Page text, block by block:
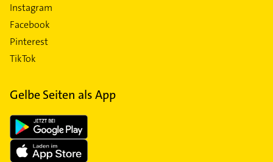
Instagram
Facebook
Pinterest
TikTok
Gelbe Seiten als App